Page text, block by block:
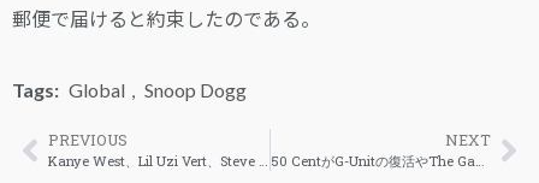
郵便で届けると約束したのである。
Tags: Global , Snoop Dogg
PREVIOUS
Kanye West、Lil Uzi Vert、Steve Lacyがお揃いのタトゥーを披露
NEXT
50 CentがG-Unitの復活やThe Game側の主張にについて語る